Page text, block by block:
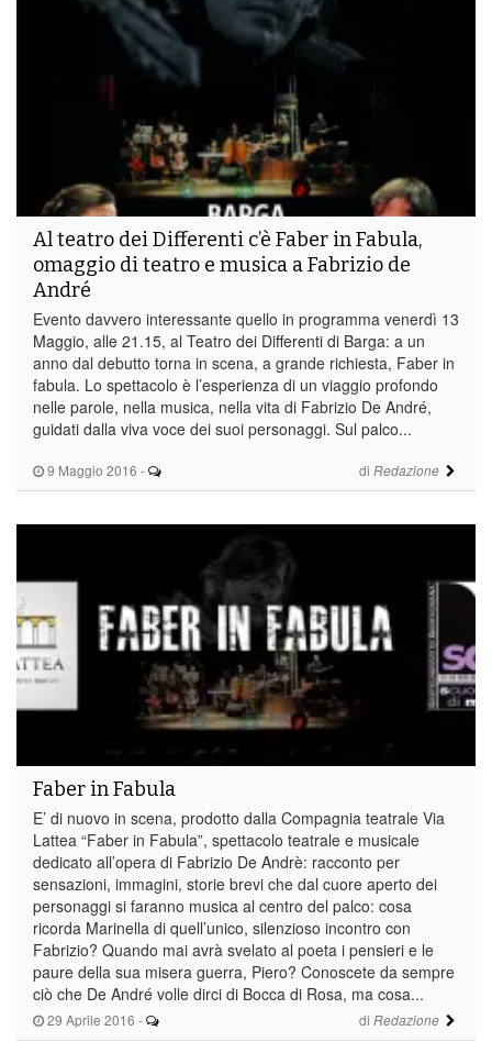
9 Maggio 2016 - di Redazione
Al teatro dei Differenti c’è Faber in Fabula,
omaggio di teatro e musica a Fabrizio de
André
Evento davvero interessante quello in programma venerdì 13
Maggio, alle 21.15, al Teatro dei Differenti di Barga: a un
anno dal debutto torna in scena, a grande richiesta, Faber in
fabula. Lo spettacolo è l’esperienza di un viaggio profondo
nelle parole, nella musica, nella vita di Fabrizio De André,
guidati dalla viva voce dei suoi personaggi. Sul palco...
29 Aprile 2016 - di Redazione
Faber in Fabula
E’ di nuovo in scena, prodotto dalla Compagnia teatrale Via
Lattea “Faber in Fabula”, spettacolo teatrale e musicale
dedicato all’opera di Fabrizio De Andrè: racconto per
sensazioni, immagini, storie brevi che dal cuore aperto dei
personaggi si faranno musica al centro del palco: cosa
ricorda Marinella di quell’unico, silenzioso incontro con
Fabrizio? Quando mai avrà svelato al poeta i pensieri e le
paure della sua misera guerra, Piero? Conoscete da sempre
ciò che De André volle dirci di Bocca di Rosa, ma cosa...